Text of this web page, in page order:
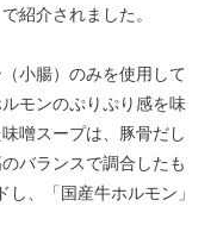
紹介されました。
小腸）のみを使用して
モンのぷりぷり感を味
噌スープは、豚骨だし
バランスで調合したも
、「国産牛ホルモン」